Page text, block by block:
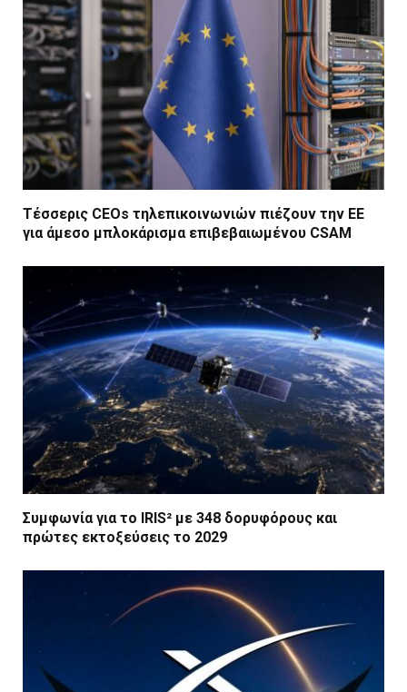
Τέσσερις CEOs τηλεπικοινωνιών πιέζουν την ΕΕ
για άμεσο μπλοκάρισμα επιβεβαιωμένου CSAM
Συμφωνία για το IRIS² με 348 δορυφόρους και
πρώτες εκτοξεύσεις το 2029